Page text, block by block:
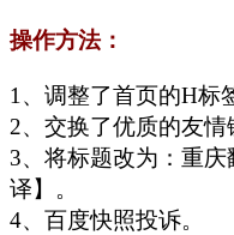
操作方法：
1、调整了首页的H标
2、交换了优质的友情
3、将标题改为：重
译】。
4、百度快照投诉。